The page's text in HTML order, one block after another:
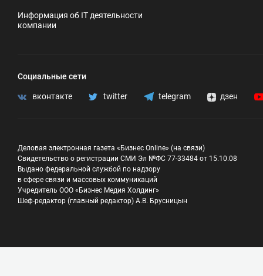
Информация об IT деятельности
компании
Социальные сети
вконтакте twitter telegram дзен
Деловая электронная газета «Бизнес Online» (на связи)
Свидетельство о регистрации СМИ Эл №ФС 77-33484 от 15.10.08
Выдано федеральной службой по надзору
в сфере связи и массовых коммуникаций
Учредитель ООО «Бизнес Медия Холдинг»
Шеф-редактор (главный редактор) А.В. Брусницын